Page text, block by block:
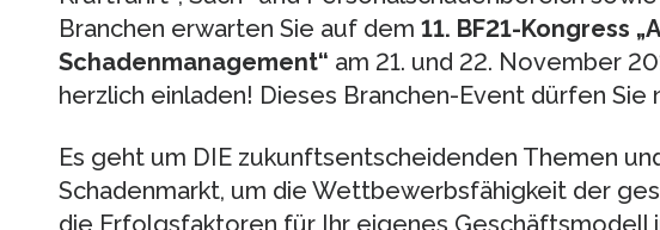
Branchen erwarten Sie auf dem 11. BF21-Kongress
Schadenmanagement“ am 21. und 22. November
herzlich einladen! Dieses Branchen-Event dürfen Sie
Es geht um DIE zukunftsentscheidenden Themen
Schadenmarkt, um die Wettbewerbsfähigkeit der